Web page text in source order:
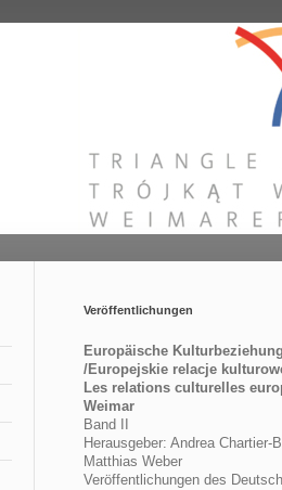
Veröffentlichungen
Europäische
/Europejskie relacje
Les relations culturelles
Weimar
Band II
Herausgeber: Andrea Chartier-
Matthias Weber
Veröffentlichungen des